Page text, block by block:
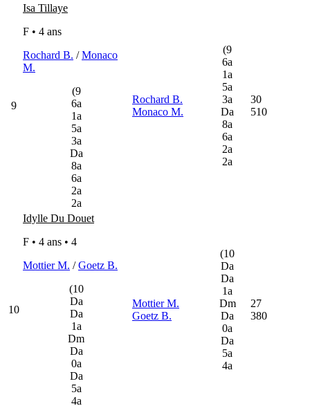
9
Isa Tillaye
F • 4 ans
Rochard B. /Monaco
M.
(9
6a
1a
5a
3a
Da
8a
6a
2a
2a
Rochard B.
Monaco M.
(9
6a
1a
5a
3a
Da
8a
6a
2a
2a
30
510
10
Idylle Du Douet
F • 4 ans • 4
Mottier M. /Goetz B.
(10
Da
Da
1a
Dm
Da
0a
Da
5a
4a
Mottier M.
Goetz B.
(10
Da
Da
1a
Dm
Da
0a
Da
5a
4a
27
380